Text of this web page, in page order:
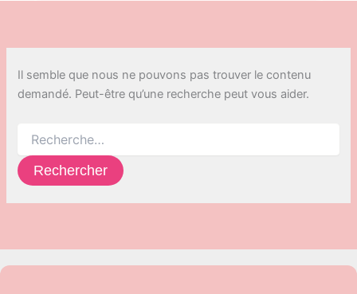
Il semble que nous ne pouvons pas trouver le contenu
demandé. Peut-être qu’une recherche peut vous aider.